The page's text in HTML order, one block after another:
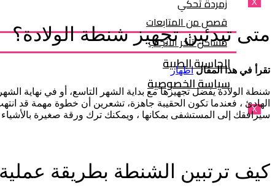
X
زمردة تحكي
قصص من المتابعات
مشاكل تأخر الانجاب
الحاسبة الطبية
سياسة الخصوصية
X
متى تبدئين تجهيز شنطة الولادة؟
تقرأ في هذا المقال اظهار
شنطة الولادة يفضل تجهيزها مع بداية الشهر التاسع، أو في نهاية
الهادئ ، فعندما تكون الحقيبة جاهزة، تشعرين أن خطوة مهمة
سيرافقك إلى المستشفى بمكانها ، ويمكنك ترك ورقة صغيرة
كيف ترتبين الشنطة بطريقة